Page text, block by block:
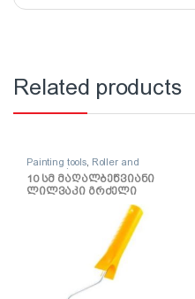
Related products
Painting tools, Roller and
accessories
10 სმ მაღალბეწვიანი
ლილვაკი გრძელი
სახელურით Hardex